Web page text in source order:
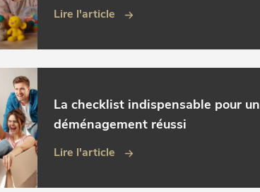
Lire l'article
La checklist indispensable pour un
déménagement réussi
Lire l'article